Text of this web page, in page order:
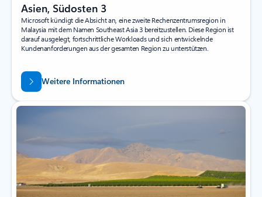
Asien, Südosten 3
Microsoft kündigt die Absicht an, eine zweite Rechenzentrumsregion in
Malaysia mit dem Namen Southeast Asia 3 bereitzustellen. Diese Region ist
darauf ausgelegt, fortschrittliche Workloads und sich entwickelnde
Kundenanforderungen aus der gesamten Region zu unterstützen.
Weitere Informationen